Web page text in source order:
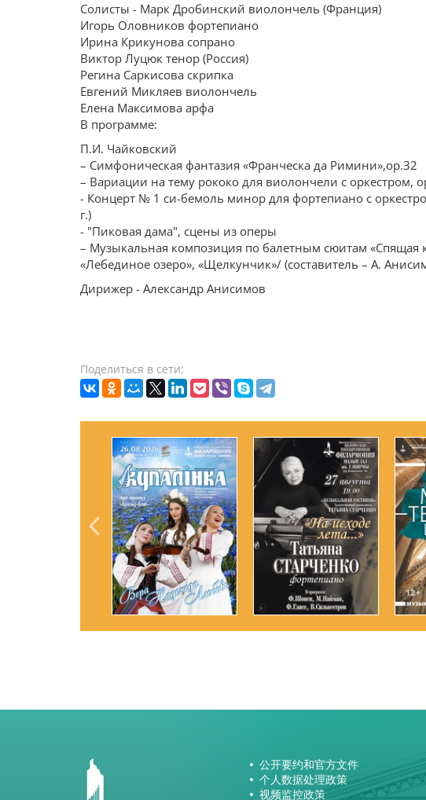
Солисты - Марк Дробинский виолончель (Франция)
Игорь Оловников фортепиано
Ирина Крикунова сопрано
Виктор Луцюк тенор (Россия)
Регина Саркисова скрипка
Евгений Микляев виолончель
Елена Максимова арфа
В программе:
П.И. Чайковский
– Симфоническая фантазия «Франческа да Римини»,ор.32
– Вариации на тему рококо для виолончели с оркестром,
- Концерт № 1 си-бемоль минор для фортепиано с
г.)
- "Пиковая дама", сцены из оперы
– Музыкальная композиция по балетным сюитам «Спящая
«Лебединое озеро», «Щелкунчик»/ (составитель – А.
Дирижер - Александр Анисимов
公开要约和官方文件
个人数据处理政策
视频监控政策